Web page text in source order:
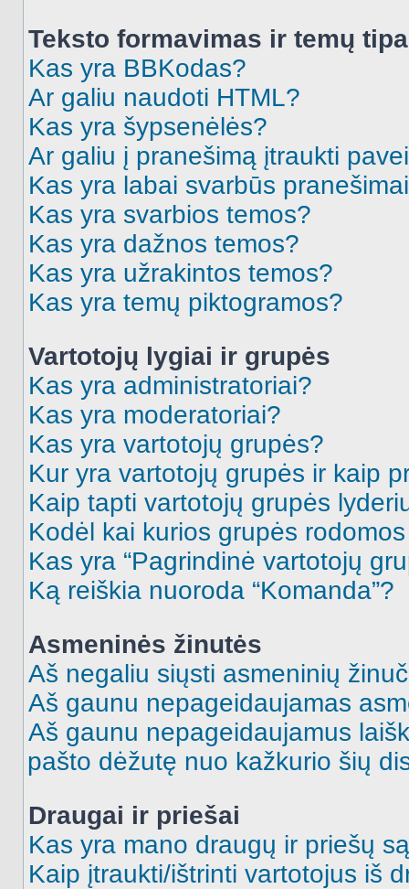
Teksto formavimas ir temų
Kas yra BBKodas?
Ar galiu naudoti HTML?
Kas yra šypsenėlės?
Ar galiu į pranešimą įtraukti
Kas yra labai svarbūs
Kas yra svarbios temos?
Kas yra dažnos temos?
Kas yra užrakintos temos?
Kas yra temų piktogramos?
Vartotojų lygiai ir grupės
Kas yra administratoriai?
Kas yra moderatoriai?
Kas yra vartotojų grupės?
Kur yra vartotojų grupės ir kaip
Kaip tapti vartotojų grupės
Kodėl kai kurios grupės
Kas yra “Pagrindinė vartotojų
Ką reiškia nuoroda “Komanda”?
Asmeninės žinutės
Aš negaliu siųsti asmeninių
Aš gaunu nepageidaujamas
Aš gaunu nepageidaujamus
pašto dėžutę nuo kažkurio šių
Draugai ir priešai
Kas yra mano draugų ir priešų
Kaip įtraukti/ištrinti vartotojus iš